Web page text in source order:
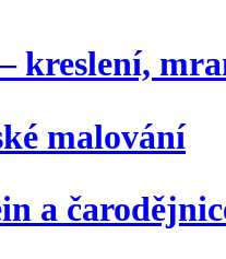
kreslení,
malování
a